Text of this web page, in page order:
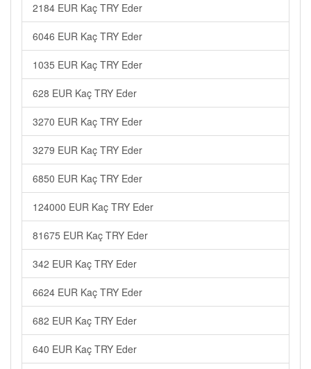
2184 EUR Kaç TRY Eder
6046 EUR Kaç TRY Eder
1035 EUR Kaç TRY Eder
628 EUR Kaç TRY Eder
3270 EUR Kaç TRY Eder
3279 EUR Kaç TRY Eder
6850 EUR Kaç TRY Eder
124000 EUR Kaç TRY Eder
81675 EUR Kaç TRY Eder
342 EUR Kaç TRY Eder
6624 EUR Kaç TRY Eder
682 EUR Kaç TRY Eder
640 EUR Kaç TRY Eder